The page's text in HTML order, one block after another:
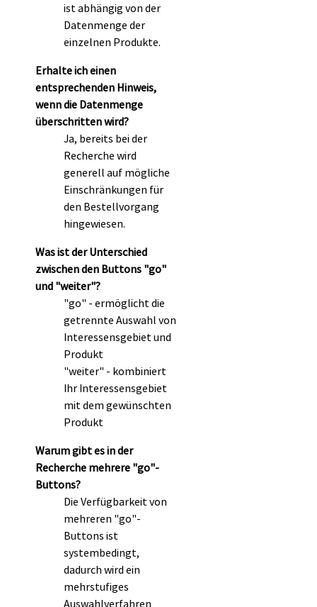
ist abhängig von der
Datenmenge der
einzelnen Produkte.
Erhalte ich einen
entsprechenden Hinweis,
wenn die Datenmenge
überschritten wird?
Ja, bereits bei der
Recherche wird
generell auf mögliche
Einschränkungen für
den Bestellvorgang
hingewiesen.
Was ist der Unterschied
zwischen den Buttons "go"
und "weiter"?
"go" - ermöglicht die
getrennte Auswahl von
Interessensgebiet und
Produkt
"weiter" - kombiniert
Ihr Interessensgebiet
mit dem gewünschten
Produkt
Warum gibt es in der
Recherche mehrere "go"-
Buttons?
Die Verfügbarkeit von
mehreren "go"-
Buttons ist
systembedingt,
dadurch wird ein
mehrstufiges
Auswahlverfahren